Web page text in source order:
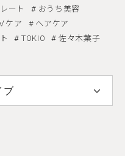
ート
おうち美容
ケア
ヘアケア
TOKIO 佐々木葉子
ブ